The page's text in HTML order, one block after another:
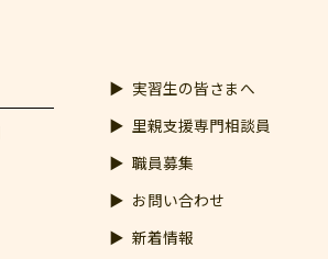
実習生の皆さまへ
里親支援専門相談員
職員募集
お問い合わせ
新着情報